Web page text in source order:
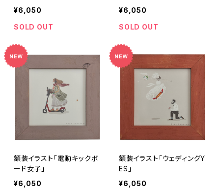
¥6,050
SOLD OUT
¥6,050
SOLD OUT
額装イラスト「電動キックボ
ード女子」
¥6,050
額装イラスト「ウェディングY
ES」
¥6,050